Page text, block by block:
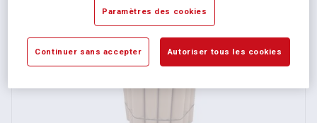
Paramètres des cookies
Continuer sans accepter Autoriser tous les cookies